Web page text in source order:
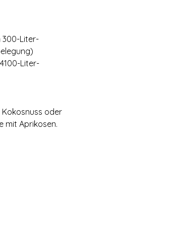
300-Liter-
Liter-
Kokosnuss oder
mit Aprikosen.